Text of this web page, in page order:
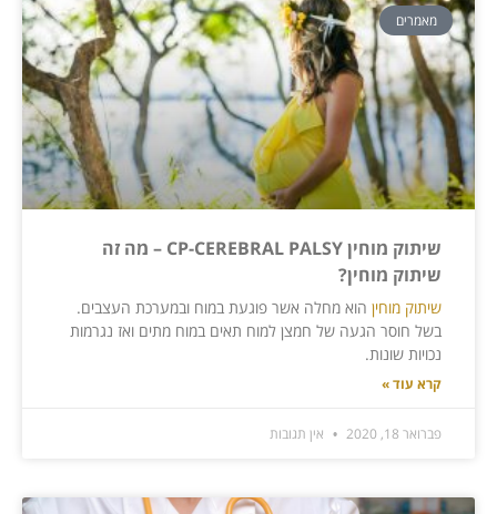
מאמרים
שיתוק מוחין CP-CEREBRAL PALSY – מה זה
שיתוק מוחין?
שיתוק מוחין הוא מחלה אשר פוגעת במוח ובמערכת העצבים.
בשל חוסר הגעה של חמצן למוח תאים במוח מתים ואז נגרמות
נכויות שונות.
קרא עוד »
פברואר 18, 2020 אין תגובות